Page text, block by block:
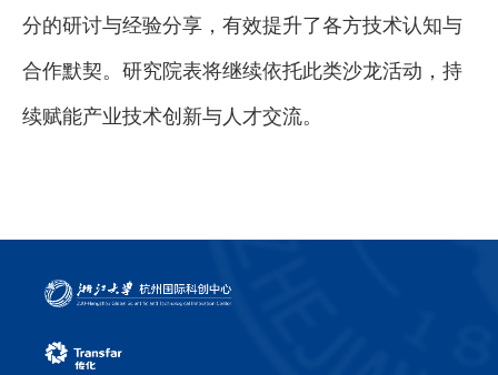
分的研讨与经验分享，有效提升了各方技术认知与
合作默契。研究院表将继续依托此类沙龙活动，持
续赋能产业技术创新与人才交流。